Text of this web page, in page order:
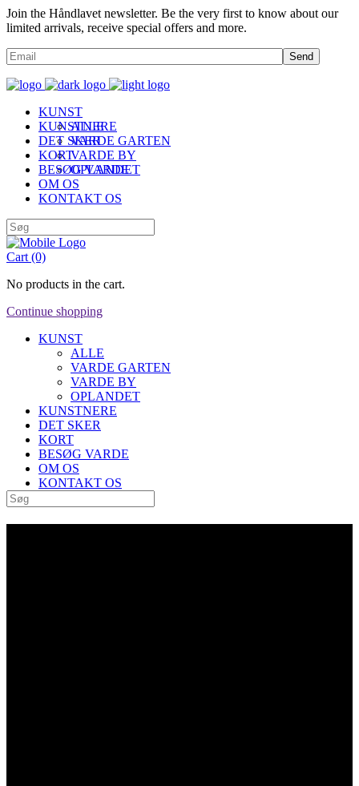
Join the Håndlavet newsletter. Be the very first to know about our
limited arrivals, receive special offers and more.
Send
KUNST
ALLE
VARDE GARTEN
VARDE BY
OPLANDET
KUNSTNERE
DET SKER
KORT
BESØG VARDE
OM OS
KONTAKT OS
Cart (0)
No products in the cart.
Continue shopping
KUNST
ALLE
VARDE GARTEN
VARDE BY
OPLANDET
KUNSTNERE
DET SKER
KORT
BESØG VARDE
OM OS
KONTAKT OS